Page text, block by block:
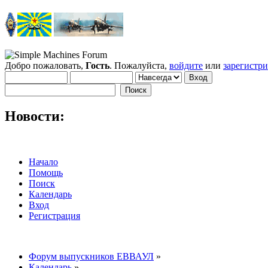
Добро пожаловать, Гость. Пожалуйста, войдите или
Новости:
Начало
Помощь
Поиск
Календарь
Вход
Регистрация
Форум выпускников ЕВВАУЛ »